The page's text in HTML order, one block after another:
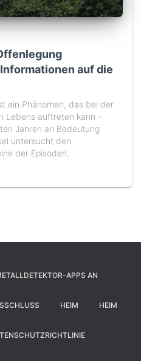
auf die
ein Phänomen, das bei der
Lebens auftreten kann –
Jahren an Bedeutung
untersucht den
der Episoden.
APPS AN
HEIM HEIM